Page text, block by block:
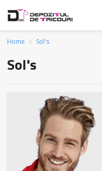
Home Sol's
Sol's